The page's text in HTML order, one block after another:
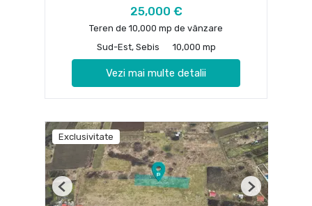
25,000 €
Teren de 10,000 mp de vânzare
Sud-Est, Sebis
10,000 mp
Vezi mai multe detalii
Exclusivitate
Previous Next